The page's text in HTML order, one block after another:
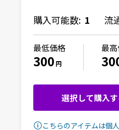
購入可能数: 1 流
最低価格
300 円
最
選択して購入
こちらのアイテムは個